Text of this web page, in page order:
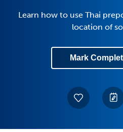
Learn how to use Thai
location of
Mark